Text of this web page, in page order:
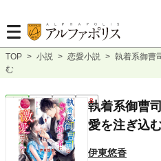
TOP > 小説 > 恋愛小説 > 執着系御曹
む
恋愛 完結 長編 R18執着系御曹
愛を注ぎ込
伊東悠香